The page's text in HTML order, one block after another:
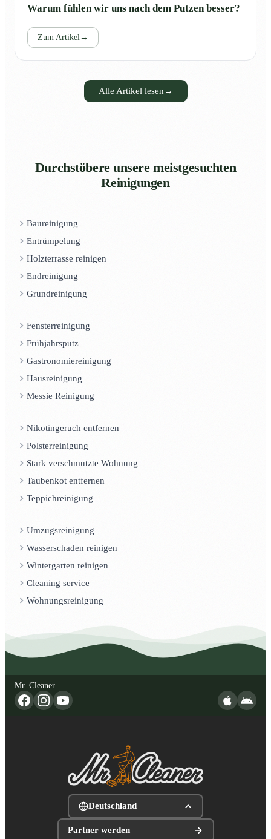
Warum fühlen wir uns nach dem Putzen besser?
Zum Artikel →
Alle Artikel lesen →
Durchstöbere unsere meistgesuchten
Reinigungen
Baureinigung
Entrümpelung
Holzterrasse reinigen
Endreinigung
Grundreinigung
Fensterreinigung
Frühjahrsputz
Gastronomiereinigung
Hausreinigung
Messie Reinigung
Nikotingeruch entfernen
Polsterreinigung
Stark verschmutzte Wohnung
Taubenkot entfernen
Teppichreinigung
Umzugsreinigung
Wasserschaden reinigen
Wintergarten reinigen
Cleaning service
Wohnungsreinigung
Mr. Cleaner
Deutschland
Partner werden